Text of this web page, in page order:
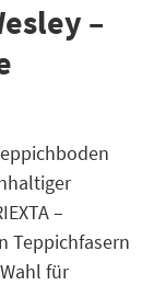
–
–
Teppichfasern
für